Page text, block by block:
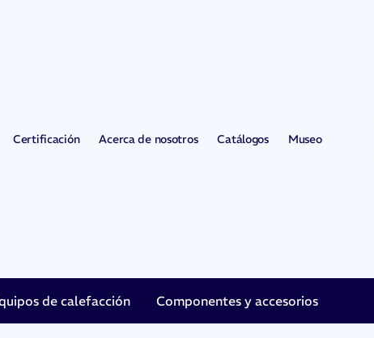
Certificación Acerca de nosotros Catálogos Museo
de calefacción Componentes y accesorios